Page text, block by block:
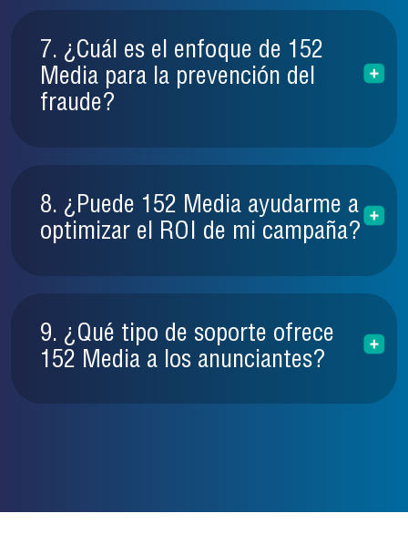
7. ¿Cuál es el enfoque de 152
Media para la prevención del
fraude?
8. ¿Puede 152 Media ayudarme a
optimizar el ROI de mi campaña?
9. ¿Qué tipo de soporte ofrece
152 Media a los anunciantes?